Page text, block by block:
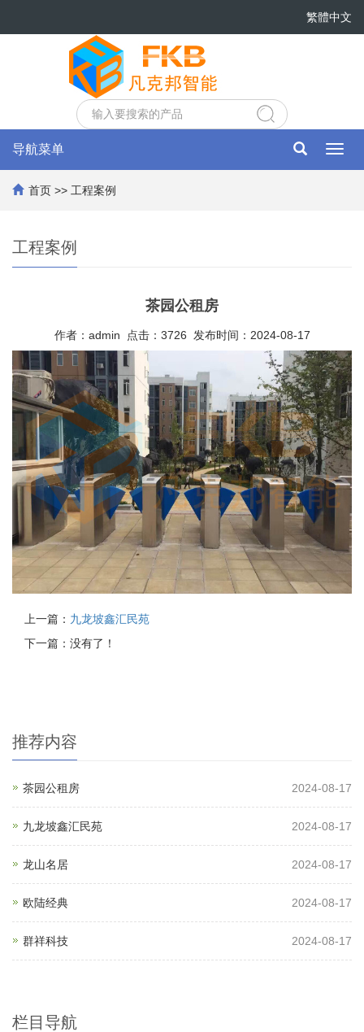
繁體中文
导航菜单
首页 >> 工程案例
工程案例
茶园公租房
作者：admin 点击：3726 发布时间：2024-08-17
上一篇： 九龙坡鑫汇民苑
下一篇：没有了！
推荐内容
茶园公租房 2024-08-17
九龙坡鑫汇民苑 2024-08-17
龙山名居 2024-08-17
欧陆经典 2024-08-17
群祥科技 2024-08-17
栏目导航